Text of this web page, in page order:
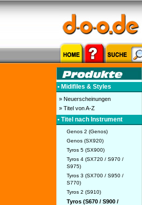
• Midifiles & Styles
» Neuerscheinungen
» Titel von A-Z
• Titel nach Instrument
Genos 2 (Genos)
Genos (SX920)
Tyros 5 (SX900)
Tyros 4 (SX720 / S970 /
S975)
Tyros 3 (SX700 / S950 /
S770)
Tyros 2 (S910)
Tyros (S670 / S900 /